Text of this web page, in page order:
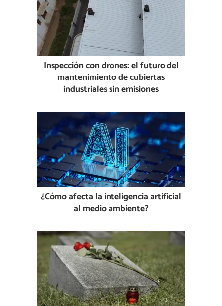
Inspección con drones: el futuro del
mantenimiento de cubiertas
industriales sin emisiones
¿Cómo afecta la inteligencia artificial
al medio ambiente?